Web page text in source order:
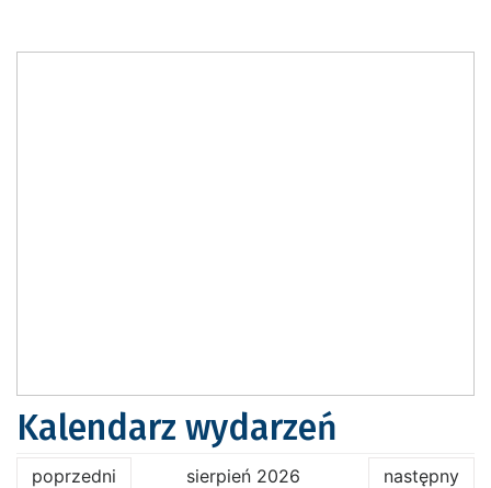
Kalendarz wydarzeń
poprzedni sierpień 2026 następny